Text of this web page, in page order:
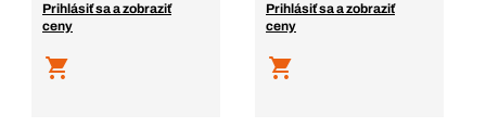
Prihlásiť sa a zobraziť
ceny
Prihlásiť sa a zobraziť
ceny